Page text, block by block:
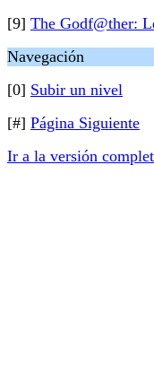
[9] The Godf@ther:
Navegación
[0] Subir un nivel
[#] Página Siguiente
Ir a la versión